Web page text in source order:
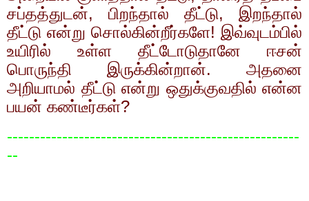
சப்தத்துடன், பிறந்தால் தீட்டு, இறந்தால்
தீட்டு என்று சொல்கின்றீர்களே! இவ்வுடம்பில்
உயிரில் உள்ள தீட்டோடுதானே ஈசன்
பொருந்தி இருக்கின்றான். அதனை
அறியாமல் தீட்டு என்று ஒதுக்குவதில் என்ன
பயன் கண்டீர்கள்?
-----------------------------------------------------
--